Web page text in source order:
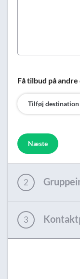
Få tilbud på
Tilføj destination
Næste
2
3